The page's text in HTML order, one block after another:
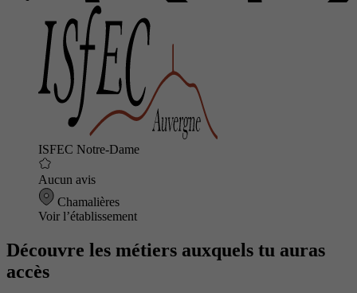
ISFEC Notre-Dame
Aucun avis
Chamalières
Voir l’établissement
Découvre les métiers auxquels tu auras
accès